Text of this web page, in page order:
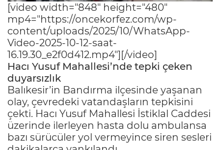
[video width="848" height="480"
mp4="https://oncekorfez.com/wp-
content/uploads/2025/10/WhatsApp-
Video-2025-10-12-saat-
16.19.30_e2f0d412.mp4"][/video]
Hacı Yusuf Mahallesi’nde tepki çeken
duyarsızlık
Balıkesir’in Bandırma ilçesinde yaşanan
olay, çevredeki vatandaşların tepkisini
çekti. Hacı Yusuf Mahallesi İstiklal Caddesi
üzerinde ilerleyen hasta dolu ambulansa
bazı sürücüler yol vermeyince siren sesleri